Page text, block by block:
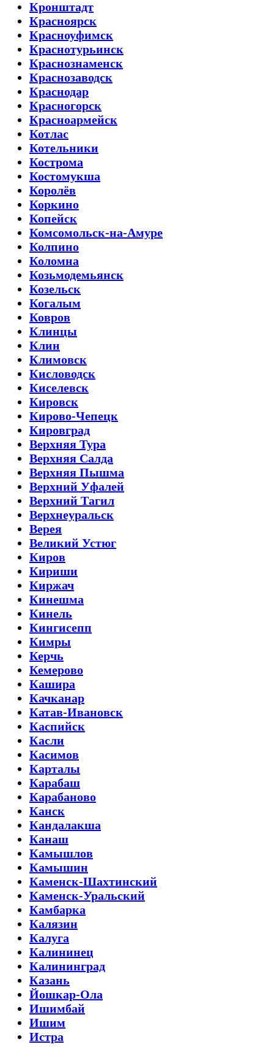
Кронштадт
Красноярск
Красноуфимск
Краснотурьинск
Краснознаменск
Краснозаводск
Краснодар
Красногорск
Красноармейск
Котлас
Котельники
Кострома
Костомукша
Королёв
Коркино
Копейск
Комсомольск-на-Амуре
Колпино
Коломна
Козьмодемьянск
Козельск
Когалым
Ковров
Клинцы
Клин
Климовск
Кисловодск
Киселевск
Кировск
Кирово-Чепецк
Кировград
Верхняя Тура
Верхняя Салда
Верхняя Пышма
Верхний Уфалей
Верхний Тагил
Верхнеуральск
Верея
Великий Устюг
Киров
Кириши
Киржач
Кинешма
Кинель
Кингисепп
Кимры
Керчь
Кемерово
Кашира
Качканар
Катав-Ивановск
Каспийск
Касли
Касимов
Карталы
Карабаш
Карабаново
Канск
Кандалакша
Канаш
Камышлов
Камышин
Каменск-Шахтинский
Каменск-Уральский
Камбарка
Калязин
Калуга
Калининец
Калининград
Казань
Йошкар-Ола
Ишимбай
Ишим
Истра